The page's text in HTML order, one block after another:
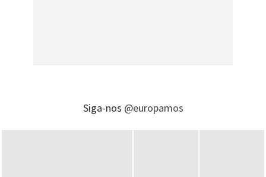
Siga-nos @europamos